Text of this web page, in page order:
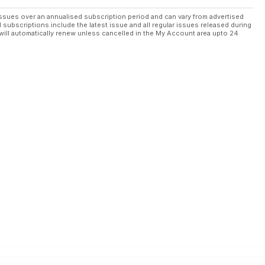
competición que da más libertad a los pilotos de vuelo a vela.
over an annualised subscription period and can vary from advertised
include the latest issue and all regular issues released during
automatically renew unless cancelled in the My Account area upto 24